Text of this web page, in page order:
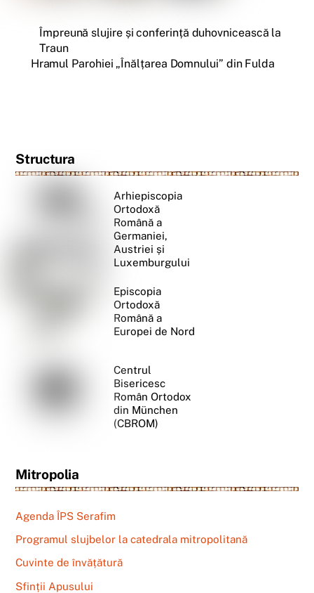
Împreună slujire și conferință duhovnicească la
Traun
Hramul Parohiei „Înălțarea Domnului” din Fulda
Structura
Arhiepiscopia
Ortodoxă
Română a
Germaniei,
Austriei și
Luxemburgului
Episcopia
Ortodoxă
Română a
Europei de Nord
Centrul
Bisericesc
Român Ortodox
din München
(CBROM)
Mitropolia
Agenda ÎPS Serafim
Programul slujbelor la catedrala mitropolitană
Cuvinte de învățătură
Sfinții Apusului